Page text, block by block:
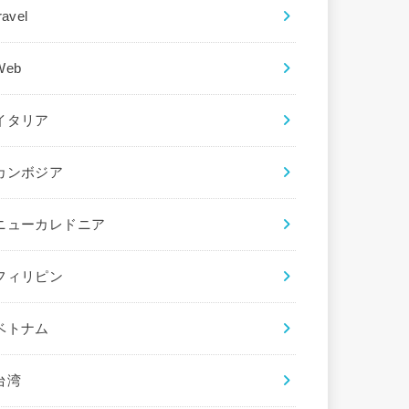
タリア
ンボジア
ューカレドニア
ィリピン
トナム
湾